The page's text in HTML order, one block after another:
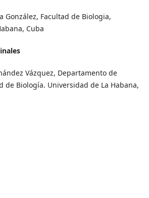
González, Facultad de Biologia,
Cuba
Vázquez, Departamento de
de Biología. Universidad de La Habana,